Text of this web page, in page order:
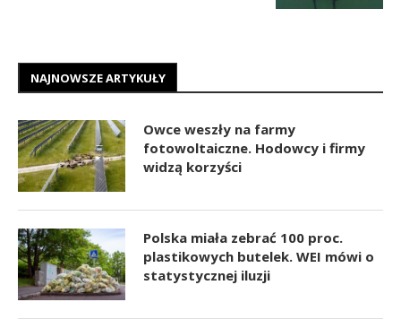
NAJNOWSZE ARTYKUŁY
Owce weszły na farmy
fotowoltaiczne. Hodowcy i firmy
widzą korzyści
Polska miała zebrać 100 proc.
plastikowych butelek. WEI mówi o
statystycznej iluzji